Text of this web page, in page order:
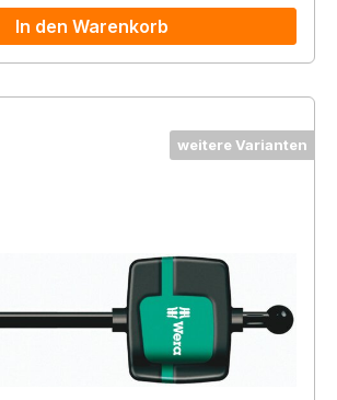
In den Warenkorb
weitere Varianten